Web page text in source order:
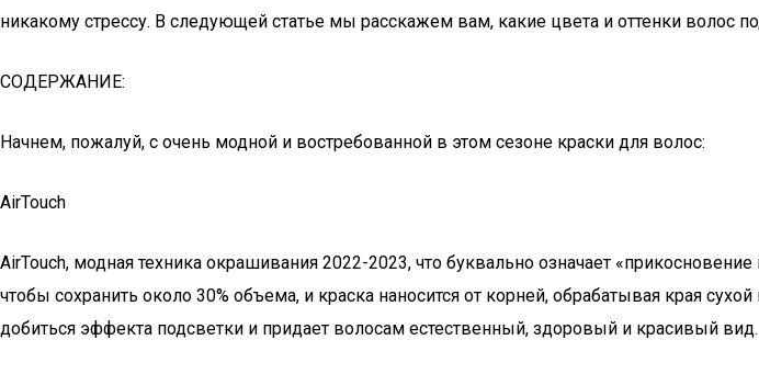
никакому стрессу. В следующей статье мы расскажем вам, какие цвета и оттенки волос
СОДЕРЖАНИЕ:
Начнем, пожалуй, с очень модной и востребованной в этом сезоне краски для волос:
AirTouch
AirTouch, модная техника окрашивания 2022-2023, что буквально означает
чтобы сохранить около 30% объема, и краска наносится от корней, обрабатывая края
добиться эффекта подсветки и придает волосам естественный, здоровый и красивый вид.